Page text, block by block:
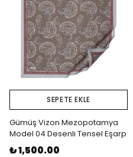
SEPETE EKLE
Gümüş Vizon Mezopotamya
Model 04 Desenli Tensel Eşarp
₺ 1,500.00